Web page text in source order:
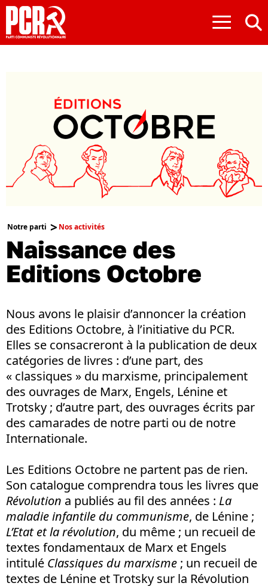
≡
Notre parti Nos activités
Naissance des
Editions Octobre
Nous avons le plaisir d’annoncer la création
des Editions Octobre, à l’initiative du PCR.
Elles se consacreront à la publication de deux
catégories de livres : d’une part, des
« classiques » du marxisme, principalement
des ouvrages de Marx, Engels, Lénine et
Trotsky ; d’autre part, des ouvrages écrits par
des camarades de notre parti ou de notre
Internationale.
Les Editions Octobre ne partent pas de rien.
Son catalogue comprendra tous les livres que
Révolution a publiés au fil des années : La
maladie infantile du communisme, de Lénine ;
L’Etat et la révolution, du même ; un recueil de
textes fondamentaux de Marx et Engels
intitulé Classiques du marxisme ; un recueil de
textes de Lénine et Trotsky sur la Révolution